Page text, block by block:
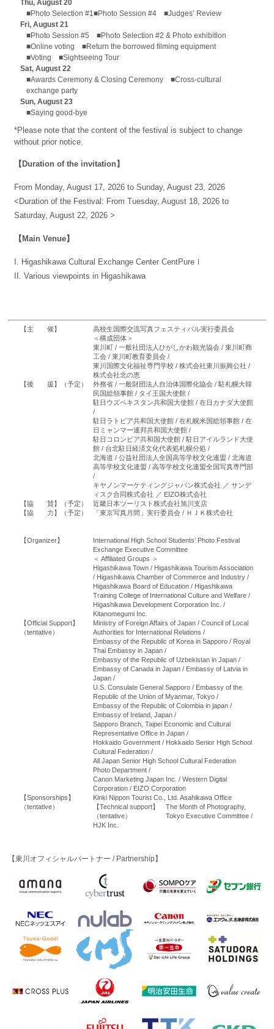
Thu, August 20
■Photo Selection #1■Photo Session #4 ■Judges’ Review
Fri, August 21
■Photo Session #5 ■Photo Selection #2 & Photo exhibition
■Online voting ■Return the borrowed filming equipment
■Voting ■Sightseeing Tour
Sat, August 22
■Awards Ceremony & Closing Ceremony ■Cross-cultural
exchange party
Sun, August 23
■Saying good-bye
*Please note that the content of the festival is subject to change
without prior notice.
【Duration of the invitation】
From Monday, August 17, 2026 to Sunday, August 23, 2026
<Duration of the Festival: From Tuesday, August 18, 2026 to
Saturday, August 22, 2026 >
【Main Venue】
I. Higashikawa Cultural Exchange Center CentPureⅠ
II. Various viewpoints in Higashikawa
【主 催】
高校生国際交流写真フェスティバル実行委員会
＜構成団体＞
東川町 / 一般社団法人ひがしかわ観光協会 / 東川町商
工会 / 東川町教育委員会 /
東川国際文化福祉専門学校 / 株式会社東川振興公社 /
株式会社北の恵
【後 援】（予定）
外務省 / 一般財団法人自治体国際化協会 /駐札幌大韓
民国総領事館 / タイ王国大使館 /
駐日ウズベキスタン共和国大使館 /在日カナダ大使館
/
駐日ラトビア共和国大使館 / 在札幌米国総領事館 / 在
日ミャンマー連邦共和国大使館 /
駐日コロンビア共和国大使館 / 駐日アイルランド大使
館 / 台北駐日経済文化代表処札幌分処 /
北海道 /公益社団法人全国高等学校文化連盟 / 北海道
高等学校文化連盟 / 高等学校文化連盟全国写真専門部
/
キヤノンマーケティングジャパン株式会社 ／サンデ
ィスク合同株式会社 ／ EIZO株式会社
【協 賛】（予定）
近畿日本ツーリスト株式会社旭川支店
【協 力】（予定）
「東京写真月間」実行委員会 / ＨＪＫ株式会社
【Organizer】
International High School Students’ Photo Festival
Exchange Executive Committee
＜ Affiliated Groups ＞
Higashikawa Town / Higashikawa Tourism Association
/ Higashikawa Chamber of Commerce and Industry /
Higashikawa Board of Education / Higashikawa
Training College of International Culture and Welfare /
Higashikawa Development Corporation Inc. /
Kitanomegumi Inc.
【Official Support】
（tentative）
Ministry of Foreign Affairs of Japan / Council of Local
Authorities for International Relations /
Embassy of the Republic of Korea in Sapporo / Royal
Thai Embassy in Japan /
Embassy of the Republic of Uzbekistan in Japan /
Embassy of Canada in Japan / Embassy of Latvia in
Japan /
U.S. Consulate General Sapporo / Embassy of the
Republic of the Union of Myanmar, Tokyo /
Embassy of the Republic of Colombia in japan /
Embassy of Ireland, Japan /
Sapporo Branch, Taipei Economic and Cultural
Representative Office in Japan /
Hokkaido Government / Hokkaido Senior High School
Cultural Federation /
All Japan Senior High School Cultural Federation
Photo Department /
Canon Marketing Japan Inc. / Western Digital
Corporation / EIZO Corporation
【Sponsorships】
（tentative）
Kinki Nippon Tourist Co., Ltd. Asahikawa Office
【Technical support】
（tentative）
The Month of Photography,
Tokyo Executive Committee /
HJK Inc.
【東川オフィシャルパートナー / Partnership】